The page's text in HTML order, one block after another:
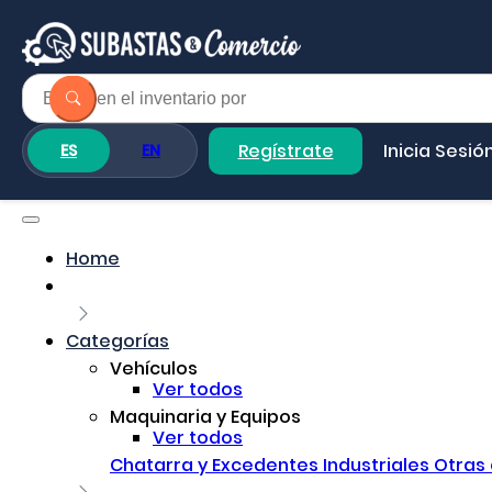
ES EN Regístrate Inicia
Home
Categorías
Vehículos
Ver todos
Maquinaria y Equipos
Ver todos
Chatarra y Excedentes Industriales Otras